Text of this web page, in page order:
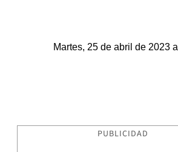
Martes, 25 de abril de 2023
PUBLICIDAD